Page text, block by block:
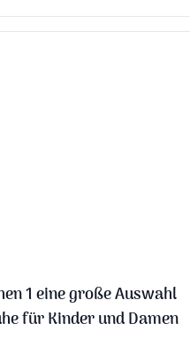
1 eine große Auswahl
für Kinder und Damen